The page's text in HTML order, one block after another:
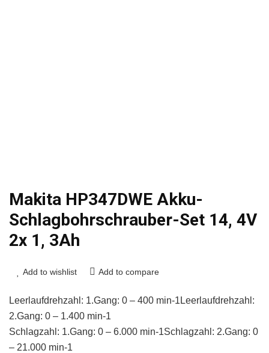
Makita HP347DWE Akku-
Schlagbohrschrauber-Set 14, 4V
2x 1, 3Ah
Add to wishlist Add to compare
Leerlaufdrehzahl: 1.Gang: 0 – 400 min-1Leerlaufdrehzahl:
2.Gang: 0 – 1.400 min-1
Schlagzahl: 1.Gang: 0 – 6.000 min-1Schlagzahl: 2.Gang: 0
– 21.000 min-1